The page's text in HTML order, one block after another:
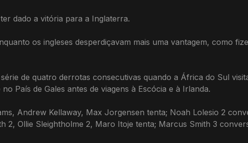
dado a vitória para a Inglaterra.
os ingleses desperdiçavam mais uma vantagem, como
de quatro derrotas consecutivas quando a África do Sul
País de Gales antes de viagens à Escócia e à Irlanda.
Andrew Kellaway, Max Jorgensen tenta; Noah Lolesio 2
2, Ollie Sleightholme 2, Maro Itoje tenta; Marcus Smith 3